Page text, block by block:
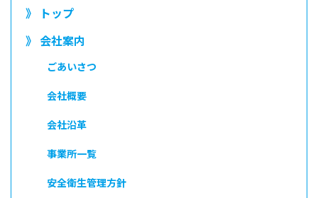
》 トップ
》 会社案内
ごあいさつ
会社概要
会社沿革
事業所一覧
安全衛生管理方針